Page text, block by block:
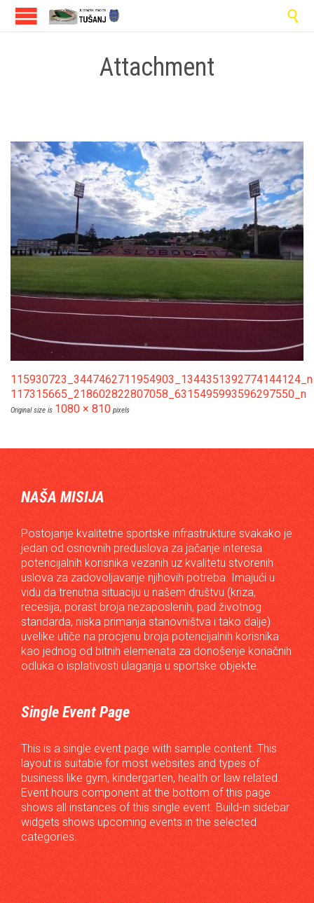

Attachment
115930723_3447462711954903_1344351392774144124_n
117315665_218602822807058_6315495993596297550_n
Original size is 1080 × 810 pixels
NAŠA MISIJA
Postojanje kvalitetne sportske infrastrukture svakako je
jedan od osnovnih preduslova za jačanje interesa
potencijalnih korisnika vezanih uz kvalitetu stvorenih
uslova za zadovoljavanje njihovih potreba. Imajući u
vidu da trenutna situaciju u našem društvu (kriza,
recesija, porast broja nezaposlenih, pad životnog
standarda, niska primanja stanovništva i tako dalje)
uvelike utiče na procjenu broja potencijalnih korisnika
kao jednog od bitnih elemenata za donošenje konačnih
odluka o isplativosti ulaganja u sportske objekte.
Single Event Page
This is a single event page with sample content. This
layout is suitable for most websites and types of
business like gym, kindergarten, health or law related.
Event hours component at the bottom of this page
shows all instances of this single event. Build-in sidebar
widgets shows upcoming events in the selected
categories.